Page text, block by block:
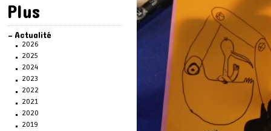
Plus
Actualité
2026
2025
2024
2023
2022
2021
2020
2019